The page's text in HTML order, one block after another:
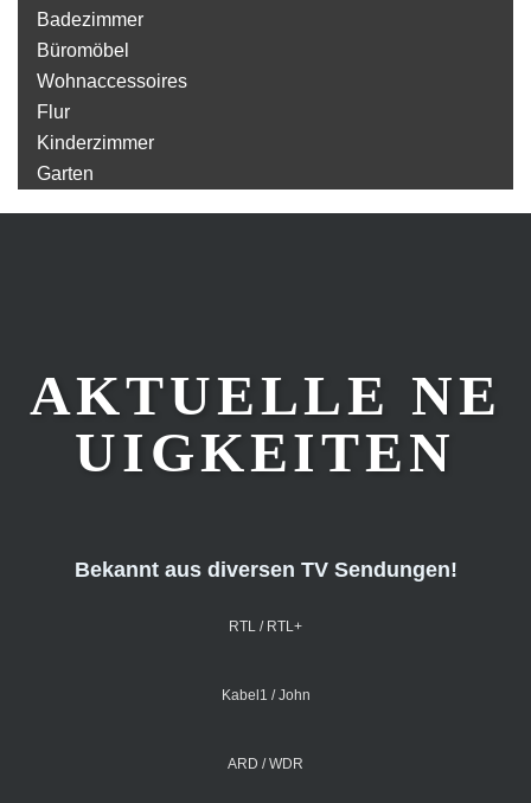
Badezimmer
Büromöbel
Wohnaccessoires
Flur
Kinderzimmer
Garten
AKTUELLE NE
UIGKEITEN
Bekannt aus diversen TV Sendungen!
RTL / RTL+
Kabel1 / John
ARD / WDR